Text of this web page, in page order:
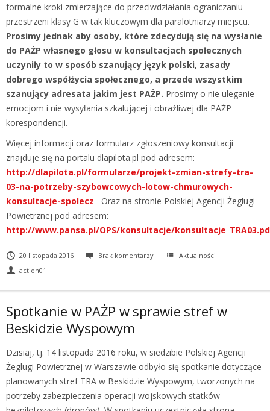
formalne kroki zmierzające do przeciwdziałania ograniczaniu
przestrzeni klasy G w tak kluczowym dla paralotniarzy miejscu.
Prosimy jednak aby osoby, które zdecydują się na wysłanie
do PAŻP własnego głosu w konsultacjach społecznych
uczyniły to w sposób szanujący język polski, zasady
dobrego współżycia społecznego, a przede wszystkim
szanujący adresata jakim jest PAŻP. Prosimy o nie uleganie
emocjom i nie wysyłania szkalującej i obraźliwej dla PAŻP
korespondencji.
Więcej informacji oraz formularz zgłoszeniowy konsultacji
znajduje się na portalu dlapilota.pl pod adresem:
http://dlapilota.pl/formularze/projekt-zmian-strefy-tra-
03-na-potrzeby-szybowcowych-lotow-chmurowych-
konsultacje-spolecz Oraz na stronie Polskiej Agencji Żeglugi
Powietrznej pod adresem:
http://www.pansa.pl/OPS/konsultacje/
20 listopada 2016 Brak komentarzy
Aktualności
action01
Spotkanie w PAŻP w sprawie stref w
Beskidzie Wyspowym
Dzisiaj, tj. 14 listopada 2016 roku, w siedzibie Polskiej Agencji
Żeglugi Powietrznej w Warszawie odbyło się spotkanie dotyczące
planowanych stref TRA w Beskidzie Wyspowym, tworzonych na
potrzeby zabezpieczenia operacji wojskowych statków